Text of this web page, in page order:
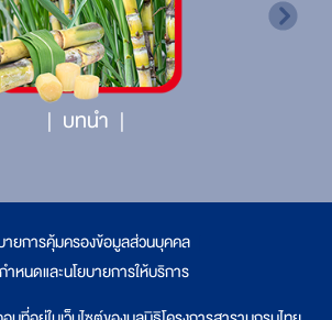
บทนำ
ายการคุ้มครองข้อมูลส่วนบุคคล
ำหนดและนโยบายการให้บริการ